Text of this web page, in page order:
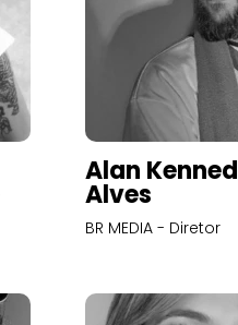
Alan
Alves
BR MEDIA - Diretor